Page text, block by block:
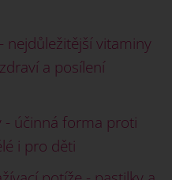
nejdůležitější vitaminy
a posílení
- účinná forma proti
i pro děti